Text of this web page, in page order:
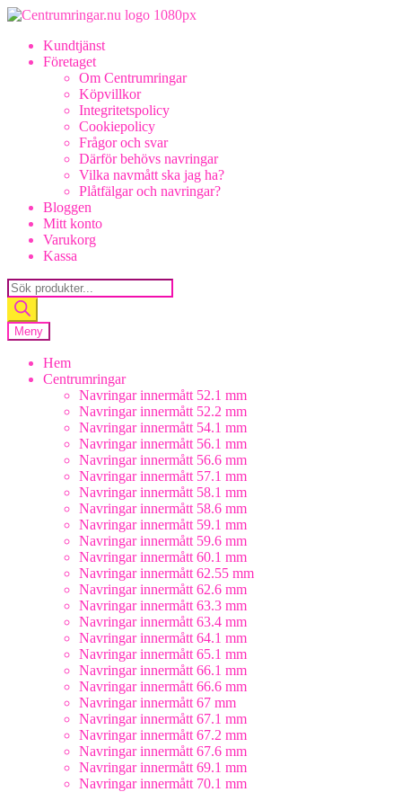
Hoppa
navigering
Hoppa
innehållKundtjänst
Företaget
Om Centrumringar
Köpvillkor
Integritetspolicy
Cookiepolicy
Frågor och svar
Därför behövs navringar
Vilka navmått ska jag ha?
Plåtfälgar och navringar?
Bloggen
Mitt konto
Varukorg
Kassa
Products
search
Meny
Hem
Centrumringar
Navringar innermått 52.1 mm
Navringar innermått 52.2 mm
Navringar innermått 54.1 mm
Navringar innermått 56.1 mm
Navringar innermått 56.6 mm
Navringar innermått 57.1 mm
Navringar innermått 58.1 mm
Navringar innermått 58.6 mm
Navringar innermått 59.1 mm
Navringar innermått 59.6 mm
Navringar innermått 60.1 mm
Navringar innermått 62.55 mm
Navringar innermått 62.6 mm
Navringar innermått 63.3 mm
Navringar innermått 63.4 mm
Navringar innermått 64.1 mm
Navringar innermått 65.1 mm
Navringar innermått 66.1 mm
Navringar innermått 66.6 mm
Navringar innermått 67 mm
Navringar innermått 67.1 mm
Navringar innermått 67.2 mm
Navringar innermått 67.6 mm
Navringar innermått 69.1 mm
Navringar innermått 70.1 mm